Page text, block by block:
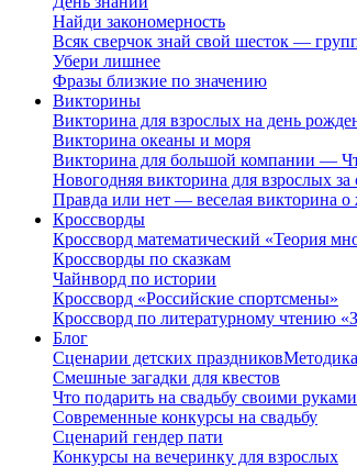
Найди закономерность
Всяк сверчок знай свой шесток —
Убери лишнее
Фразы близкие по значению
Викторины
Викторина для взрослых на день
Викторина океаны и моря
Викторина для большой компании —
Новогодняя викторина для взрослых за
Правда или нет — веселая викторина о
Кроссворды
Кроссворд математический «Теория
Кроссворды по сказкам
Чайнворд по истории
Кроссворд «Российские спортсмены»
Кроссворд по литературному чтению
Блог
Сценарии детских праздников
Смешные загадки для квестов
Что подарить на свадьбу своими руками
Современные конкурсы на свадьбу
Сценарий гендер пати
Конкурсы на вечеринку для взрослых